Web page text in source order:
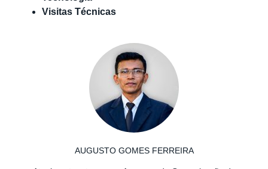
Visitas Técnicas
AUGUSTO GOMES FERREIRA